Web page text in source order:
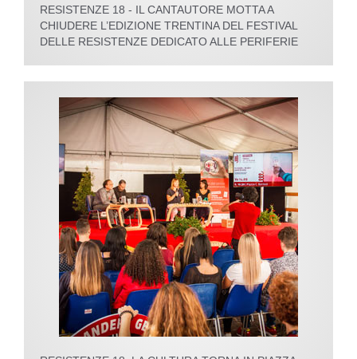
RESISTENZE 18 - IL CANTAUTORE MOTTA A
CHIUDERE L’EDIZIONE TRENTINA DEL FESTIVAL
DELLE RESISTENZE DEDICATO ALLE PERIFERIE